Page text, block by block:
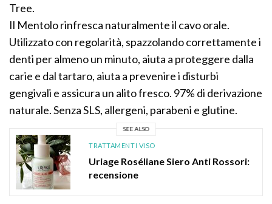
Tree.
Il Mentolo rinfresca naturalmente il cavo orale.
Utilizzato con regolarità, spazzolando correttamente i
denti per almeno un minuto, aiuta a proteggere dalla
carie e dal tartaro, aiuta a prevenire i disturbi
gengivali e assicura un alito fresco. 97% di derivazione
naturale. Senza SLS, allergeni, parabeni e glutine.
SEE ALSO
TRATTAMENTI VISO
Uriage Roséliane Siero Anti Rossori:
recensione